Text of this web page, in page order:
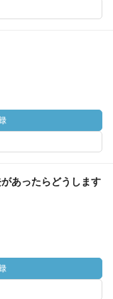
あったらどうします